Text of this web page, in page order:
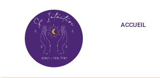
ACCUEIL